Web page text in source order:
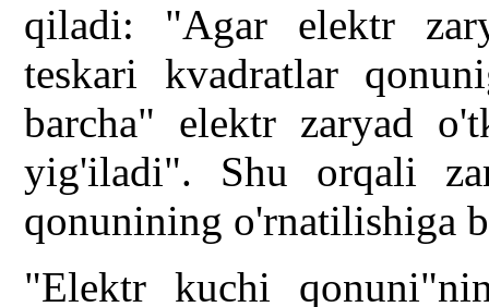
qiladi: "Agar elektr
teskari kvadratlar
barcha" elektr zaryad
yig'iladi". Shu orqali
qonunining o'rnatilishiga
"Elektr kuchi